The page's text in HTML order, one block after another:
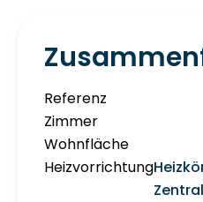
Referenz
Zimmer
Wohnfläche
Heizvorrichtung